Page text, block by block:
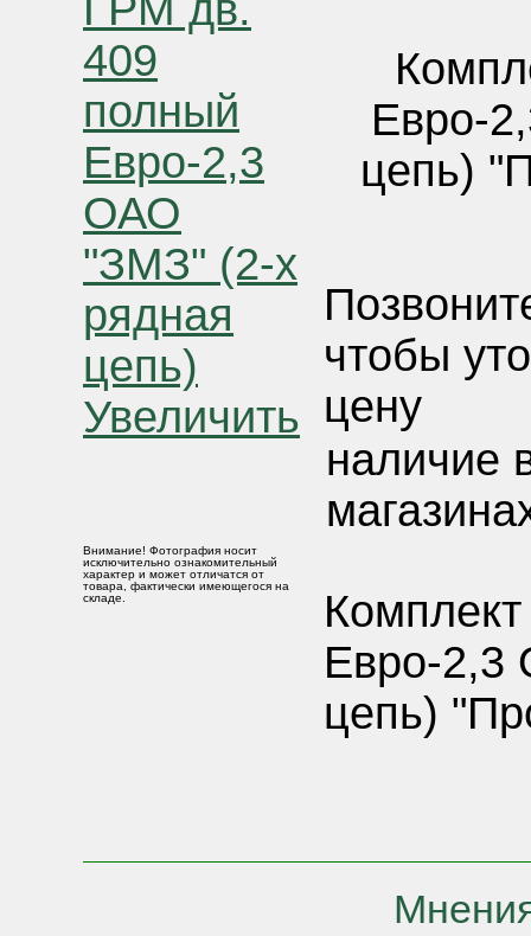
Увеличить
Внимание! Фотография носит
исключительно ознакомительный
характер и может отличатся от
товара, фактически имеющегося на
складе.
Евро-
цепь)
чтобы
цену
наличие
Евро-2,3
цепь)